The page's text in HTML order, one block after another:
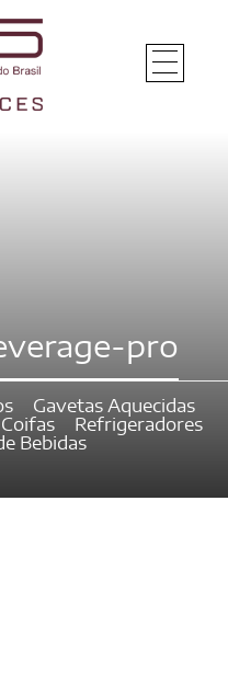
pro
Gavetas Aquecidas
Coifas
Refrigeradores
Bebidas